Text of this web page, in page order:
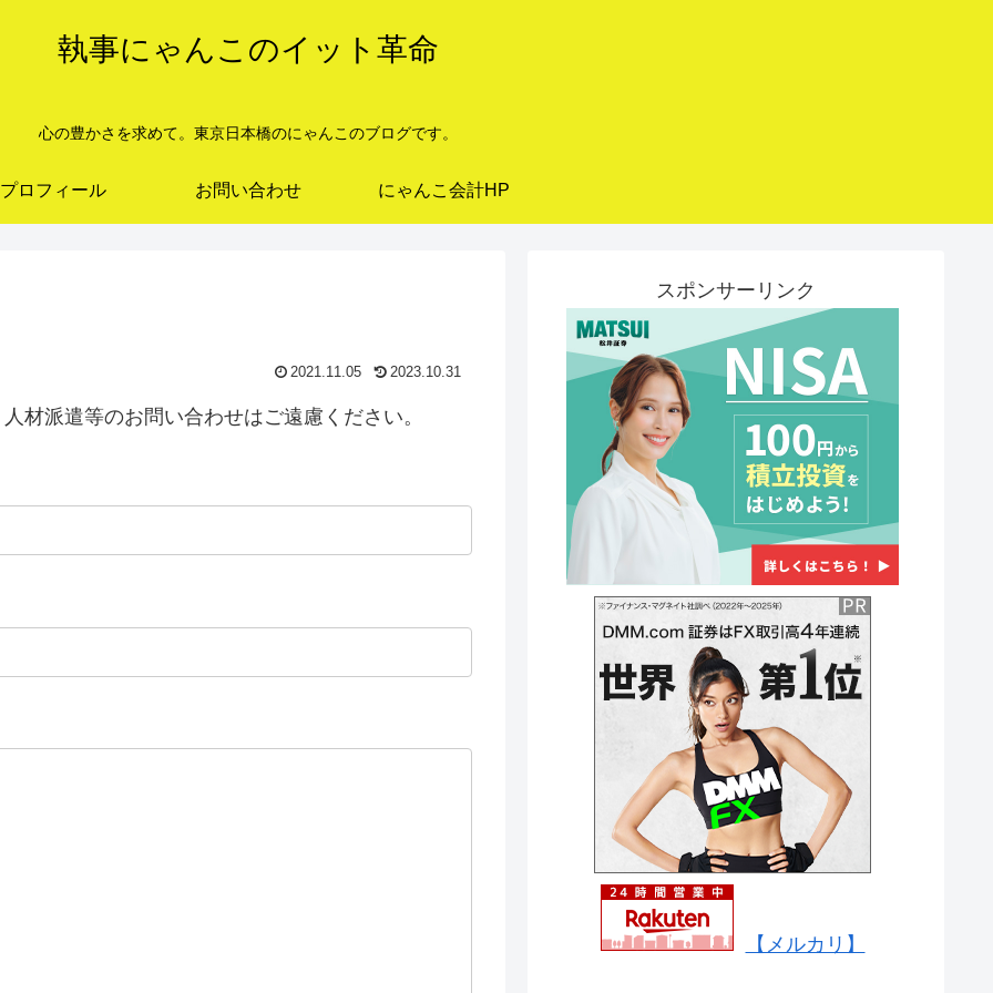
執事にゃんこのイット革命
心の豊かさを求めて。東京日本橋のにゃんこのブログです。
プロフィール お問い合わせ にゃんこ会計HP
2021.11.05 2023.10.31
材派遣等のお問い合わせはご遠慮ください。
スポンサーリンク
【メルカリ】